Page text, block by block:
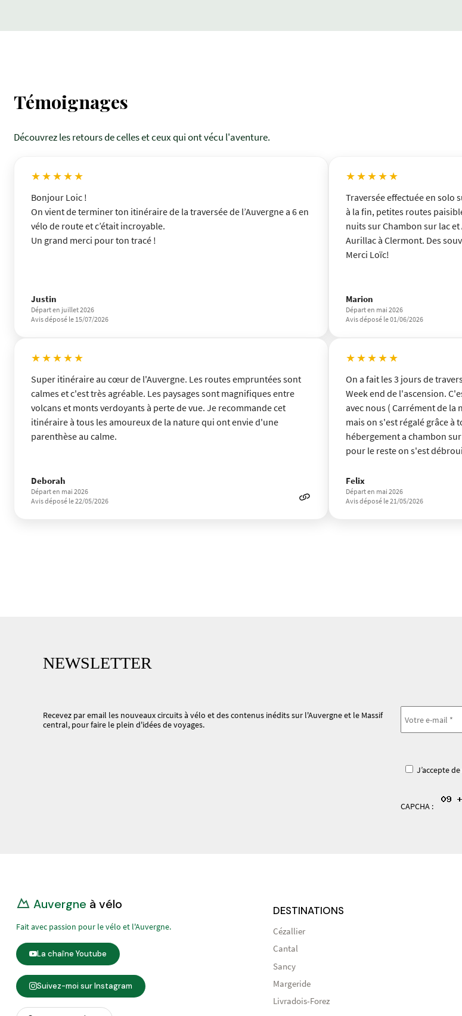
Témoignages
Découvrez les retours de celles et ceux qui ont vécu l'aventure.
★★★★★
Bonjour Loic !
On vient de terminer ton itinéraire de la traversée de l’Auvergne a 6 en
vélo de route et c’était incroyable.
Un grand merci pour ton tracé !
Justin
Départ en juillet 2026
Avis déposé le 15/07/2026
★★★★★
Traversée effectuée en solo
à la fin, petites routes
nuits sur Chambon sur lac
Aurillac à Clermont. Des
Merci Loïc!
Marion
Départ en mai 2026
Avis déposé le 01/06/2026
★★★★★
Super itinéraire au cœur de l'Auvergne. Les routes empruntées sont
calmes et c'est très agréable. Les paysages sont magnifiques entre
volcans et monts verdoyants à perte de vue. Je recommande cet
itinéraire à tous les amoureux de la nature qui ont envie d'une
parenthèse au calme.
Deborah
Départ en mai 2026
Avis déposé le 22/05/2026
★★★★★
On a fait les 3 jours de
Week end de l'ascension.
avec nous ( Carrément de la
mais on s'est régalé grâce à
hébergement a chambon
pour le reste on s'est
La trace gpx était sans faille
Felix
Départ en mai 2026
Avis déposé le 21/05/2026
NEWSLETTER
Recevez par email les nouveaux circuits à vélo et des contenus inédits sur l'Auvergne et le Massif
central, pour faire le plein d'idées de voyages.
J’accepte
CAPCHA :
Auvergne à vélo
Fait avec passion pour le vélo et l'Auvergne.
La chaîne Youtube
Suivez-moi sur Instagram
DESTINATIONS
Cézallier
Cantal
Sancy
Margeride
Livradois-Forez